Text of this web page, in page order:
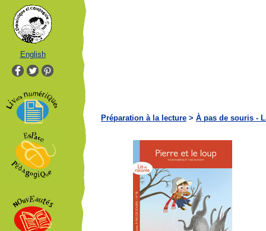
English
Préparation à la lecture > À pas de souris -